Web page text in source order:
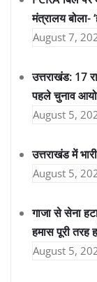
मंत्रालय
August 7,
उत्तराखंड: 17
पहले चुनाव
August 5,
उत्तराखंड में
August 5,
गाजा से सेना
हमास पूरी तरह
August 5,